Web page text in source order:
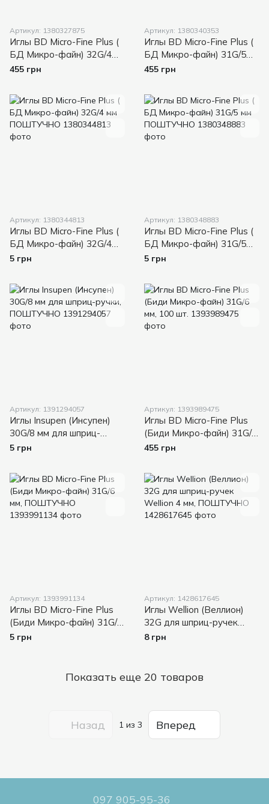
Артикул: 1380327875
Иглы BD Micro-Fine Plus (
БД Микро-файн) 32G/4
мм 100 шт.
455 грн
Артикул: 1380340353
Иглы BD Micro-Fine Plus (
БД Микро-файн) 31G/5
мм 100 шт.
455 грн
Артикул: 1380344813
Иглы BD Micro-Fine Plus (
БД Микро-файн) 32G/4
мм ПОШТУЧНО
5 грн
Артикул: 1380348883
Иглы BD Micro-Fine Plus (
БД Микро-файн) 31G/5
мм ПОШТУЧНО
5 грн
Артикул: 1391294057
Иглы Insupen (Инсупен)
30G/8 мм для шприц-
ручки, ПОШТУЧНО
5 грн
Артикул: 1393989475
Иглы BD Micro-Fine Plus
(Биди Микро-файн) 31G/6
мм, 100 шт.
455 грн
Артикул: 1393991134
Иглы BD Micro-Fine Plus
(Биди Микро-файн) 31G/6
мм, ПОШТУЧНО
5 грн
Артикул: 1428617645
Иглы Wellion (Веллион)
32G для шприц-ручек
Wellion 4 мм, ПОШТУЧНО
8 грн
Показать еще 20 товаров
Назад 1 из 3 Вперед
097 905-95-36